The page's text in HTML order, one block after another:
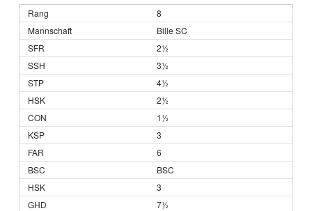
8
Bille SC
2½
3½
4½
2½
1½
3
6
BSC
3
7½